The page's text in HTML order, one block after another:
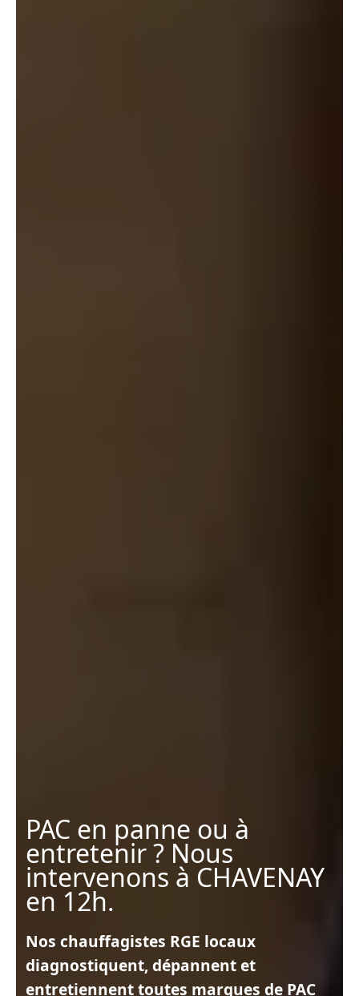
PAC en panne ou à
entretenir ? Nous
intervenons à CHAVENAY
en 12h.
Nos chauffagistes RGE locaux
diagnostiquent, dépannent et
entretiennent toutes marques de PAC